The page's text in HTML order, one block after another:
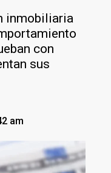
inmobiliaria
con
sus
am